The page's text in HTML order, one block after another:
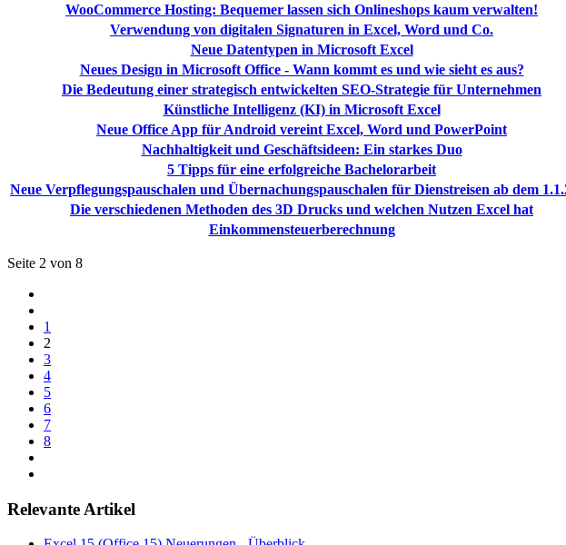
WooCommerce Hosting: Bequemer lassen sich Onlineshops kaum verwalten!
Verwendung von digitalen Signaturen in Excel, Word und Co.
Neue Datentypen in Microsoft Excel
Neues Design in Microsoft Office - Wann kommt es und wie sieht es aus?
Die Bedeutung einer strategisch entwickelten SEO-Strategie für Unternehmen
Künstliche Intelligenz (KI) in Microsoft Excel
Neue Office App für Android vereint Excel, Word und PowerPoint
Nachhaltigkeit und Geschäftsideen: Ein starkes Duo
5 Tipps für eine erfolgreiche Bachelorarbeit
Neue Verpflegungspauschalen und Übernachungspauschalen für Dienstreisen ab dem
Die verschiedenen Methoden des 3D Drucks und welchen Nutzen Excel hat
Einkommensteuerberechnung
Seite 2 von 8
1
2
3
4
5
6
7
8
Relevante Artikel